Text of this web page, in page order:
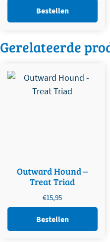
Bestellen
Gerelateerde
Outward Hound –
Treat Triad
€15,95
Bestellen